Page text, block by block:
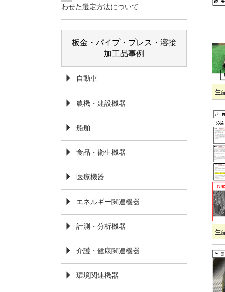
生
生
わせた選定方法について
板金・パイプ・プレス・溶接
加工品事例
自動車
農機・建設機器
船舶
食品・衛生機器
医療機器
エネルギー関連機器
計測・分析機器
介護・健康関連機器
環境関連機器